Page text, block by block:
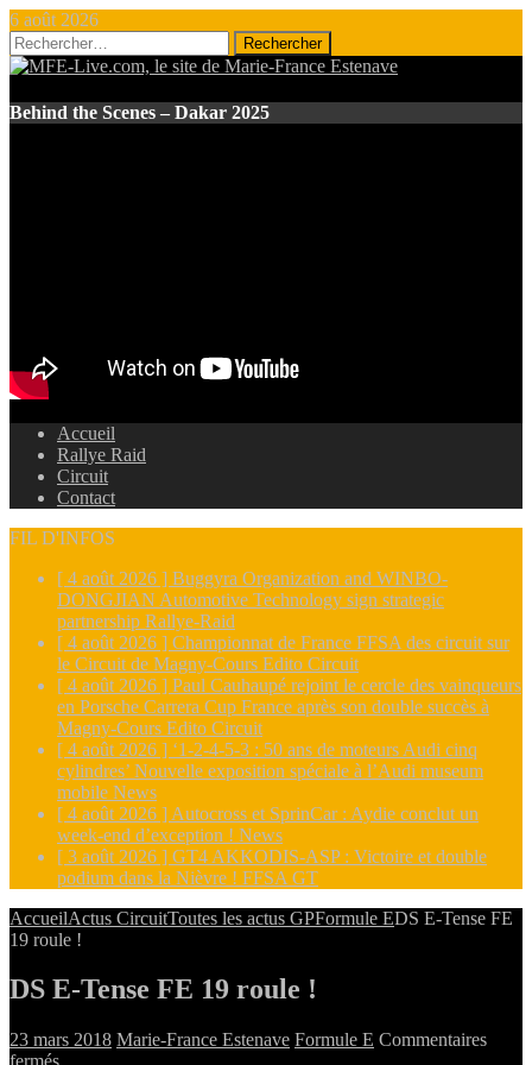
6 août 2026
Rechercher :
Behind the Scenes – Dakar 2025
Accueil
Rallye Raid
Circuit
Contact
FIL D'INFOS
[ 4 août 2026 ] Buggyra Organization and WINBO-
DONGJIAN Automotive Technology sign strategic
partnership Rallye-Raid
[ 4 août 2026 ] Championnat de France FFSA des circuit sur
le Circuit de Magny-Cours Edito Circuit
[ 4 août 2026 ] Paul Cauhaupé rejoint le cercle des vainqueurs
en Porsche Carrera Cup France après son double succès à
Magny-Cours Edito Circuit
[ 4 août 2026 ] ‘1-2-4-5-3 : 50 ans de moteurs Audi cinq
cylindres’ Nouvelle exposition spéciale à l’Audi museum
mobile News
[ 4 août 2026 ] Autocross et SprinCar : Aydie conclut un
week-end d’exception ! News
[ 3 août 2026 ] GT4 AKKODIS-ASP : Victoire et double
podium dans la Nièvre ! FFSA GT
AccueilActus CircuitToutes les actus GPFormule EDS E-Tense FE
19 roule !
DS E-Tense FE 19 roule !
23 mars 2018 Marie-France Estenave Formule E Commentaires
sur